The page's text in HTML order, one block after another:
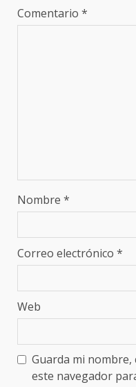
Comentario *
Nombre *
Correo electrónico *
Web
Guarda mi
este navegador